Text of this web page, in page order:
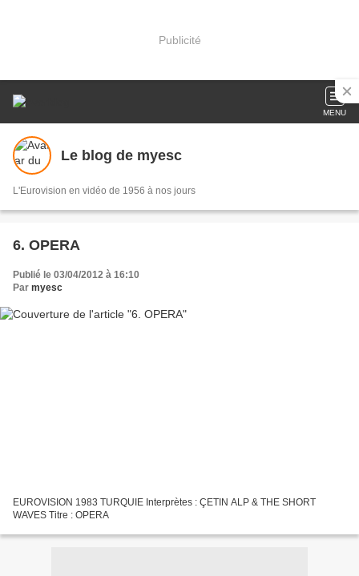
Publicité
MENU
Le blog de myesc
L'Eurovision en vidéo de 1956 à nos jours
6. OPERA
Publié le 03/04/2012 à 16:10
Par myesc
EUROVISION 1983 TURQUIE Interprètes : ÇETIN ALP & THE SHORT
WAVES Titre : OPERA